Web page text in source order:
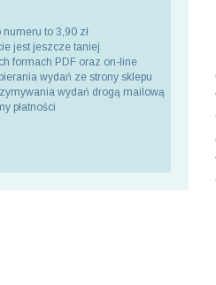
to 3,90 zł
jest jeszcze taniej
formach PDF oraz on-line
wydań ze strony sklepu
wydań drogą mailową
płatności